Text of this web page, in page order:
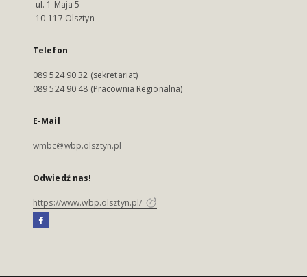
ul. 1 Maja 5
10-117 Olsztyn
Telefon
089 524 90 32 (sekretariat)
089 524 90 48 (Pracownia Regionalna)
E-Mail
wmbc@wbp.olsztyn.pl
Odwiedź nas!
https://www.wbp.olsztyn.pl/